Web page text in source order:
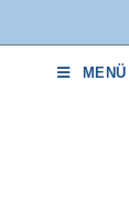
MENÜ